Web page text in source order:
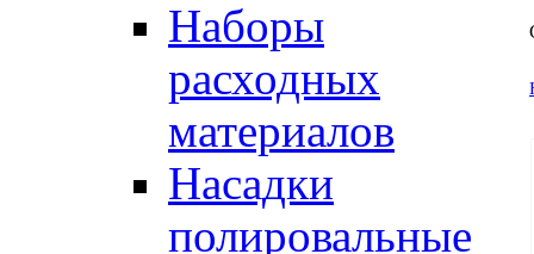
Наборы
расходных
материалов
Насадки
полировальные